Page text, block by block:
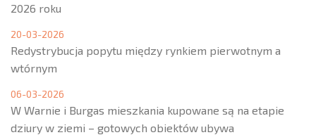
2026 roku
20-03-2026
Redystrybucja popytu między rynkiem pierwotnym a
wtórnym
06-03-2026
W Warnie i Burgas mieszkania kupowane są na etapie
dziury w ziemi – gotowych obiektów ubywa